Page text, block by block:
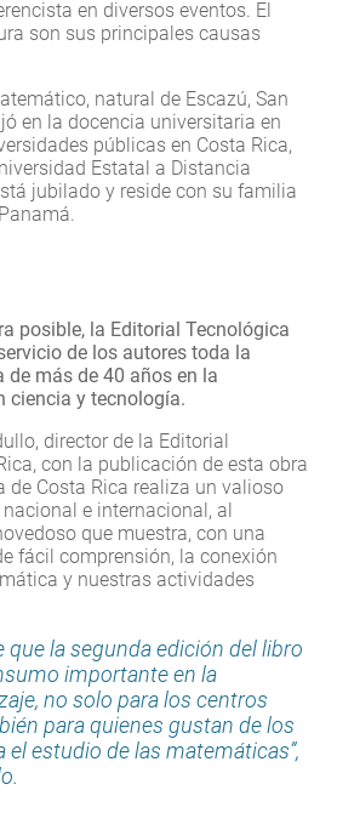
en diversos eventos. El
son sus principales causas
natural de Escazú, San
en la docencia universitaria en
públicas en Costa Rica,
Estatal a Distancia
jubilado y reside con su familia
posible, la Editorial Tecnológica
de los autores toda la
más de 40 años en la
ciencia y tecnología.
director de la Editorial
con la publicación de esta obra
de Costa Rica realiza un valioso
e internacional, al
que muestra, con una
fácil comprensión, la conexión
y nuestras actividades
que la segunda edición del libro
importante en la
no solo para los centros
para quienes gustan de los
el estudio de las matemáticas”,